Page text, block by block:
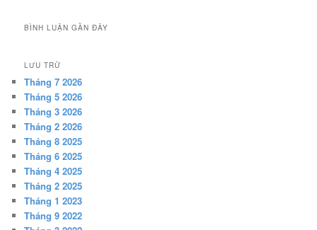
BÌNH LUẬN GẦN ĐÂY
LƯU TRỮ
Tháng 7 2026
Tháng 5 2026
Tháng 3 2026
Tháng 2 2026
Tháng 8 2025
Tháng 6 2025
Tháng 4 2025
Tháng 2 2025
Tháng 1 2023
Tháng 9 2022